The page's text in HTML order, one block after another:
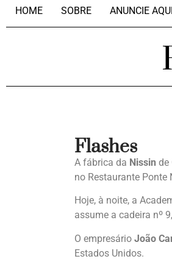
HOME SOBRE ANUNCIE AQUI
Flashes
A fábrica da Nissin de
no Restaurante Ponte
Hoje, à noite, a
assume a cadeira nº
O empresário João
Estados Unidos.